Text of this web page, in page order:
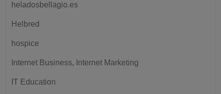
heladosbellagio.es
Helbred
hospice
Internet Business, Internet Marketing
IT Education